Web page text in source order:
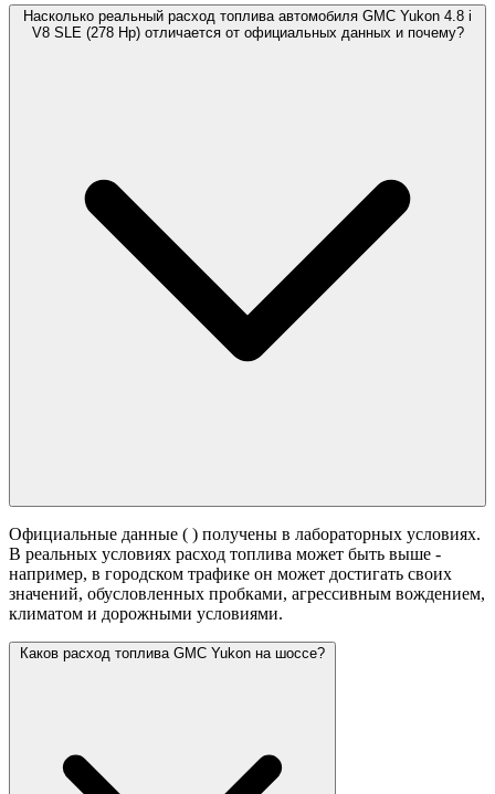
Насколько реальный расход топлива автомобиля GMC Yukon 4.8 i
V8 SLE (278 Hp) отличается от официальных данных и почему?
Официальные данные ( ) получены в лабораторных условиях.
В реальных условиях расход топлива может быть выше -
например, в городском трафике он может достигать своих
значений, обусловленных пробками, агрессивным вождением,
климатом и дорожными условиями.
Каков расход топлива GMC Yukon на шоссе?